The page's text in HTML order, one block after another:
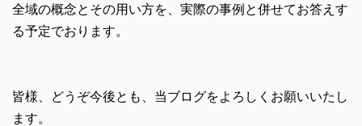
全域の概念とその用い方を、実際の事例と併せてお答えす
る予定でおります。
皆様、どうぞ今後とも、当ブログをよろしくお願いいたし
ます。